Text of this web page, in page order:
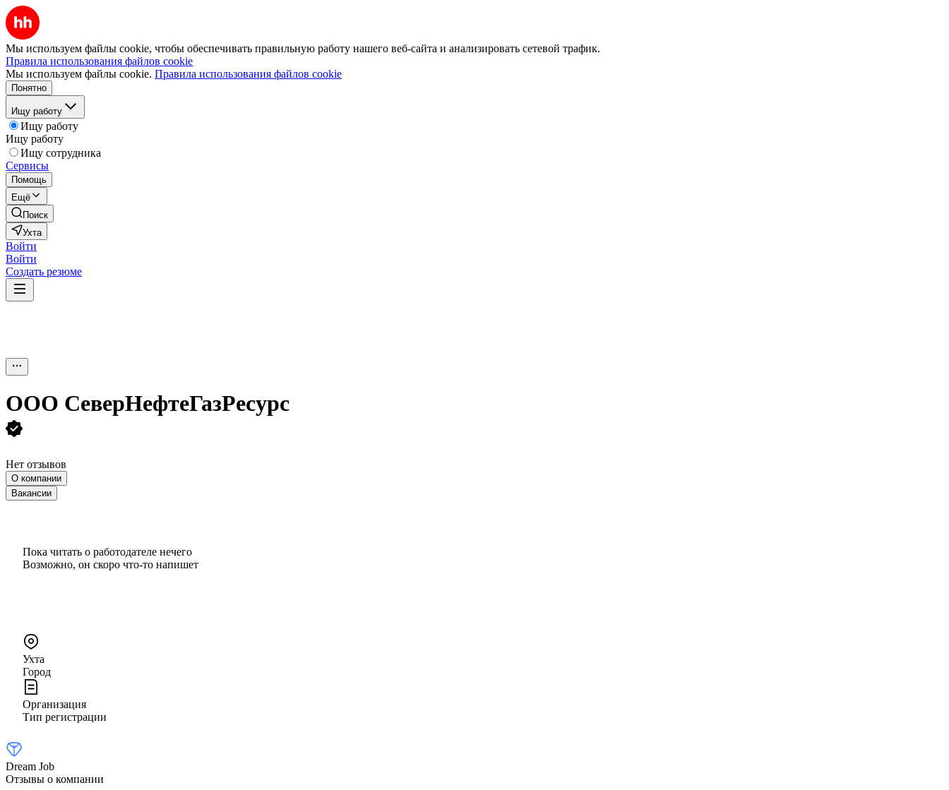
Мы используем файлы cookie, чтобы обеспечивать правильную работу нашего веб-сайта и анализировать сетевой трафик.
Правила использования файлов cookie
Мы используем файлы cookie. Правила использования файлов cookie
Понятно
Ищу работу
Ищу работу
Ищу работу
Ищу сотрудника
Сервисы
Помощь
Ещё
Поиск
Ухта
Войти
Войти
Создать резюме
ООО СеверНефтеГазРесурс
Нет отзывов
О компании
Вакансии
Пока читать о работодателе нечего
Возможно, он скоро что‑то напишет
Ухта
Город
Организация
Тип регистрации
Dream Job
Отзывы о компании